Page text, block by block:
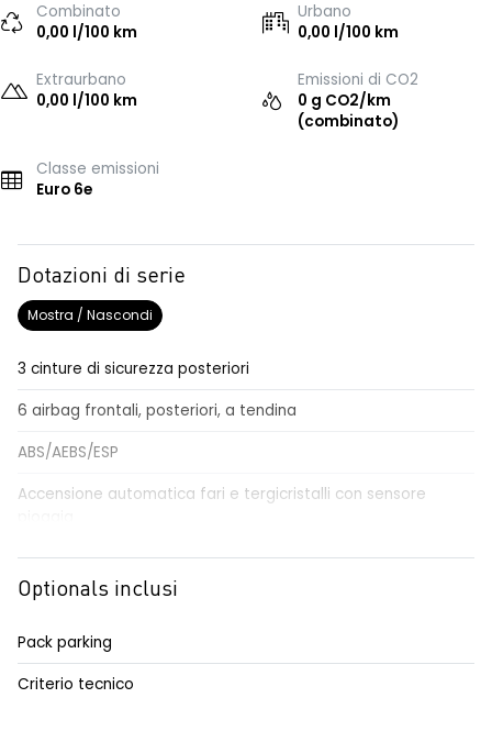
Combinato
0,00 l/100 km
Urbano
0,00 l/100 km
Extraurbano
0,00 l/100 km
Emissioni di CO2
0 g CO2/km
(combinato)
Classe emissioni
Euro 6e
Dotazioni di serie
Mostra / Nascondi
3 cinture di sicurezza posteriori
6 airbag frontali, posteriori, a tendina
ABS/AEBS/ESP
Accensione automatica fari e tergicristalli con sensore
Airbag per il conducente e passeggero
Alzacristalli elettrici impulsionali anteriori e posteriori
Alzacristallo elettrico impulsionale anteriore lato conducente
Anabbaglianti Eco-LED
Optionals inclusi
Pack parking
Criterio tecnico